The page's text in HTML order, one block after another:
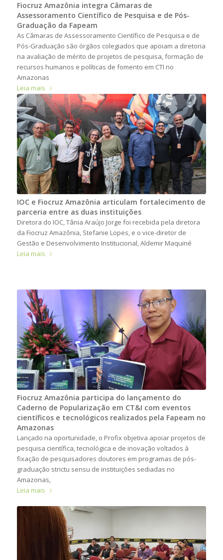
Fiocruz Amazônia integra Câmaras de
Assessoramento Científico de Pesquisa e de Pós-
Graduação da Fapeam
As Câmaras de Assessoramento Científico de Pesquisa e de
Pós-Graduação são órgãos colegiados que apoiam a diretoria
na avaliação de mérito de projetos de pesquisa, formação de
recursos humanos e políticas de fomento em CTI no
Amazonas
Leia mais
IOC e Fiocruz Amazônia articulam fortalecimento de
parceria entre as duas instituições
Diretora do IOC, Tânia Araújo Jorge foi recebida pela diretora
da Fiocruz Amazônia, Stefanie Lopes, e o vice-diretor de
Gestão e Desenvolvimento Institucional, Aldemir Maquiné
Leia mais
Fiocruz Amazônia participa do lançamento do
Caderno de Popularização em CT&I com eventos
científicos e tecnológicos realizados pela Fapeam no
Amazonas
Lançado na oportunidade, o Profix objetiva apoiar projetos de
pesquisa científica, tecnológica e de inovação voltados à
fixação de pesquisadores doutores em programas de pós-
graduação strictu sensu de instituições sediadas no
Amazonas,
Leia mais